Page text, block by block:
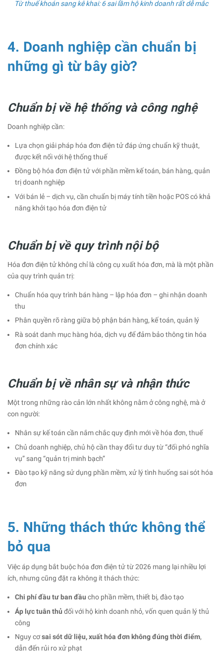
Từ thuế khoán sang kê khai: 6 sai lầm hộ kinh doanh rất dễ mắc
4. Doanh nghiệp cần chuẩn bị
những gì từ bây giờ?
Chuẩn bị về hệ thống và công nghệ
Doanh nghiệp cần:
Lựa chọn giải pháp hóa đơn điện tử đáp ứng chuẩn kỹ thuật,
được kết nối với hệ thống thuế
Đồng bộ hóa đơn điện tử với phần mềm kế toán, bán hàng, quản
trị doanh nghiệp
Với bán lẻ – dịch vụ, cần chuẩn bị máy tính tiền hoặc POS có khả
năng khởi tạo hóa đơn điện tử
Chuẩn bị về quy trình nội bộ
Hóa đơn điện tử không chỉ là công cụ xuất hóa đơn, mà là một phần
của quy trình quản trị:
Chuẩn hóa quy trình bán hàng – lập hóa đơn – ghi nhận doanh
thu
Phân quyền rõ ràng giữa bộ phận bán hàng, kế toán, quản lý
Rà soát danh mục hàng hóa, dịch vụ để đảm bảo thông tin hóa
đơn chính xác
Chuẩn bị về nhân sự và nhận thức
Một trong những rào cản lớn nhất không nằm ở công nghệ, mà ở
con người:
Nhân sự kế toán cần nắm chắc quy định mới về hóa đơn, thuế
Chủ doanh nghiệp, chủ hộ cần thay đổi tư duy từ “đối phó nghĩa
vụ” sang “quản trị minh bạch”
Đào tạo kỹ năng sử dụng phần mềm, xử lý tình huống sai sót hóa
đơn
5. Những thách thức không thể
bỏ qua
Việc áp dụng bắt buộc hóa đơn điện tử từ 2026 mang lại nhiều lợi
ích, nhưng cũng đặt ra không ít thách thức:
Chi phí đầu tư ban đầu cho phần mềm, thiết bị, đào tạo
Áp lực tuân thủ đối với hộ kinh doanh nhỏ, vốn quen quản lý thủ
công
Nguy cơsai sót dữ liệu, xuất hóa đơn không đúng thời điểm,
dẫn đến rủi ro xử phạt